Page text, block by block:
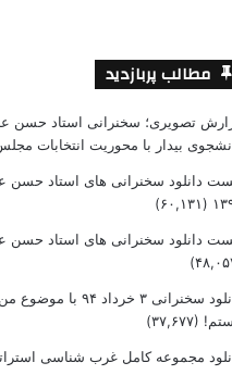
مطالب پربازدید
تصویری؛ سخنرانی استاد حسن
بیدار با محوریت انتخابات
(۶۰,۱۳۱)
دانلود سخنرانی های استاد حسن
دانلود سخنرانی ۳
(۳۷,۶۷۷)
مجموعه کامل غرب شناسی